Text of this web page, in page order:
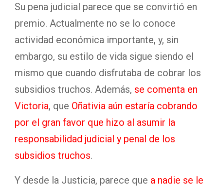
Su pena judicial parece que se convirtió en
premio. Actualmente no se lo conoce
actividad económica importante, y, sin
embargo, su estilo de vida sigue siendo el
mismo que cuando disfrutaba de cobrar los
subsidios truchos. Además, se comenta en
Victoria, que Oñativia aún estaría cobrando
por el gran favor que hizo al asumir la
responsabilidad judicial y penal de los
subsidios truchos.
Y desde la Justicia, parece que a nadie se le